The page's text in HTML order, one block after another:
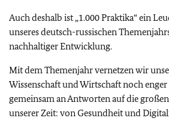
Auch deshalb ist „1.000 Praktika“ ein
unseres deutsch-russischen
nachhaltiger Entwicklung.
Mit dem Themenjahr vernetzen wir
Wissenschaft und Wirtschaft noch
gemeinsam an Antworten auf die
unserer Zeit: von Gesundheit und